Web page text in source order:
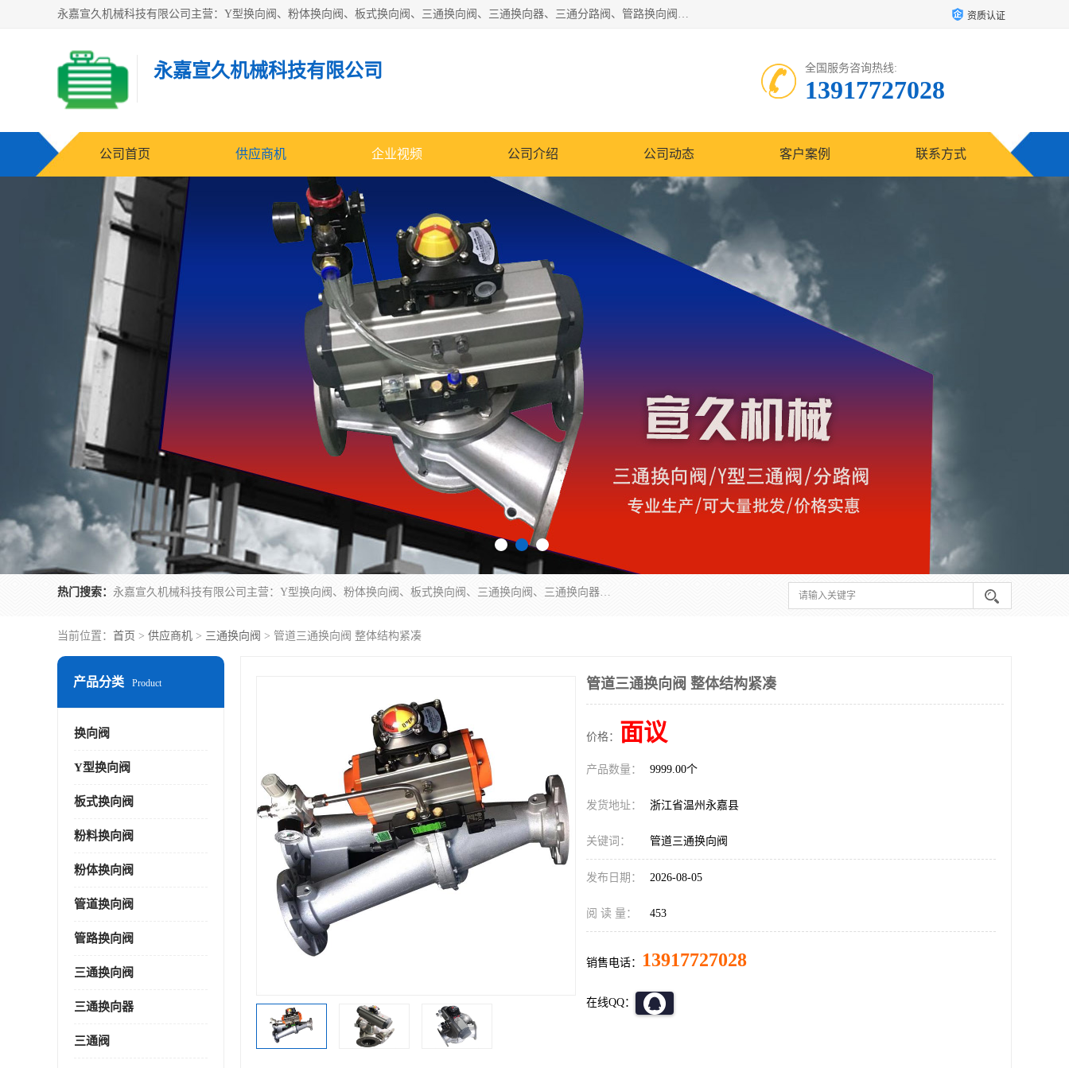
永嘉宣久机械科技有限公司主营：Y型换向阀、粉体换向阀、板式换向阀、三通换向阀、三通换向器、三通分路阀、管路换向阀等产品及服务。 资质认证
永嘉宣久机械科技有限公司 全国服务咨询热线:
13917727028
公司首页 供应商机 企业视频 公司介绍 公司动态 客户案例 联系方式
热门搜索： 永嘉宣久机械科技有限公司主营：Y型换向阀、粉体换向阀、板式换向阀、三通换向阀、三通换向器、三通分路阀、管路换向阀等产品及服务。
当前位置： 首页 > 供应商机 > 三通换向阀 > 管道三通换向阀 整体结构紧凑
产品分类 Product
换向阀
Y型换向阀
板式换向阀
粉料换向阀
粉体换向阀
管道换向阀
管路换向阀
三通换向阀
三通换向器
三通阀
管道三通换向阀 整体结构紧凑
价格： 面议
产品数量： 9999.00个
发货地址： 浙江省温州永嘉县
关键词： 管道三通换向阀
发布日期： 2026-08-05
阅 读 量： 453
销售电话： 13917727028
在线QQ：